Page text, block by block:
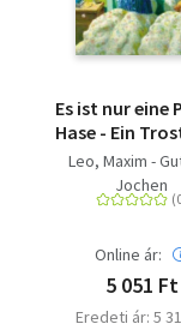
Es ist nur eine
Hase - Ein
für
Leo, Maxim -
Jochen
Online ár:
5 051 Ft
Eredeti ár: 5